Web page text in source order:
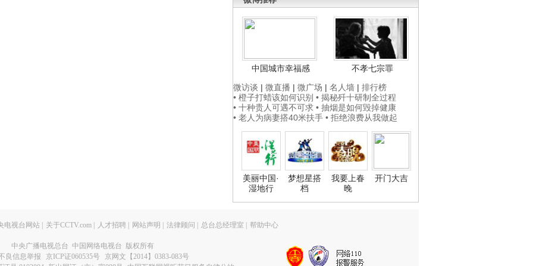
中国城市幸福感
不孝七宗罪
微访谈 | 微直播 | 微广场 | 名人墙 | 排行榜
• 橙子打蜡该如何识别 • 揭秘歼十研制全过程
• 十种贵人可遇不可求 • 抽烟是如何毁掉健康
• 老人为病妻搭40米扶手 • 拒绝浪费从我做起
美丽中国·
湿地行
梦想星搭
档
我要上春
晚
开门大吉
电视台网站 关于CCTV.com 人才招聘 网站声明 法律顾问 总台总经理室 帮助中心
中央广播电视总台 中国网络电视台 版权所有
良信息举报
京ICP证060535号
京网文【2014】0383-083号